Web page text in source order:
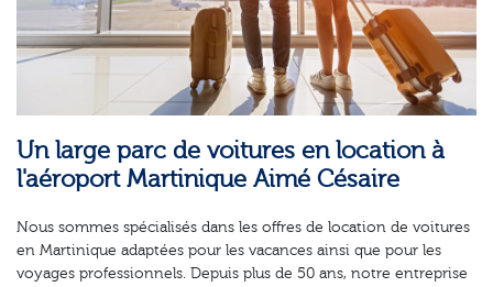
Un large parc de voitures en location à
l'aéroport Martinique Aimé Césaire
Nous sommes spécialisés dans les offres de location de voitures
en Martinique adaptées pour les vacances ainsi que pour les
voyages professionnels. Depuis plus de 50 ans, notre entreprise